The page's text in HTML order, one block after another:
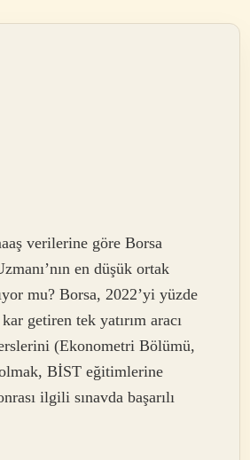
verilerine göre Borsa
en düşük ortak
mu? Borsa, 2022’yi yüzde
getiren tek yatırım aracı
(Ekonometri Bölümü,
BİST eğitimlerine
ilgili sınavda başarılı